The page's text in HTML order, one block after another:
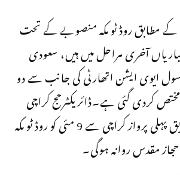
مطابق روڈ ٹو مکہ منصوبے کے تحت
آخری مراحل میں ہیں، سعودی
ایوی ایشن اتھارٹی کی جانب سے دو
کردی گئی ہے۔ڈائریکٹرحج کراچی
گلزار سومرو کے مطابق پہلی پرواز کراچی سے 9 مئی کو روڈ ٹو مکہ
مقدس روانہ ہوگی۔